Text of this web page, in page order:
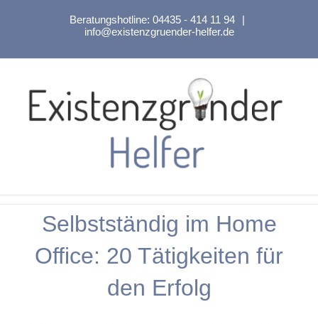
Beratungshotline: 04435 - 414 11 94
|
info@existenzgruender-helfer.de
Selbstständig im Home
Office: 20 Tätigkeiten für
den Erfolg